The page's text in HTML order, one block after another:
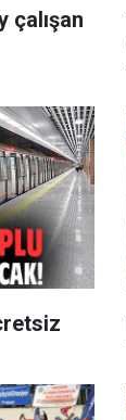
çalışan